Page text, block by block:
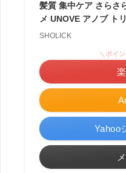
髪質 集中ケア さらさ
メ UNOVE アノブ ト
SHOLICK
＼ポイ
Yahoo